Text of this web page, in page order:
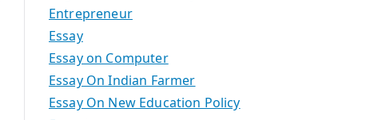
Entrepreneur
Essay
Essay on Computer
Essay On Indian Farmer
Essay On New Education Policy